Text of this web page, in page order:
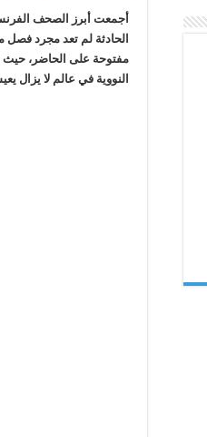
أجمعت أبرز الصحف
الحادثة لم تعد مجرد
مفتوحة على الحاضر، حيث
النووية في عالم لا يزال